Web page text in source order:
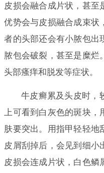
皮损会融合成片状，甚至
优势会与皮损融合成束状
者的头部还会有小脓包出
脓包会破裂，甚至是糜烂
头部瘙痒和脱发等症状。
牛皮癣累及头皮时，
上可看到白灰色的斑块
肤要突出。用指甲轻轻
皮屑刮掉后，会见到细小
皮损会连成片状，白色鳞